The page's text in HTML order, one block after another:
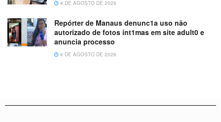
4 DE AGOSTO DE 2026
Repórter de Manaus denunc1a uso não
autorizado de fotos ínt1mas em site adult0 e
anuncia processo
4 DE AGOSTO DE 2026